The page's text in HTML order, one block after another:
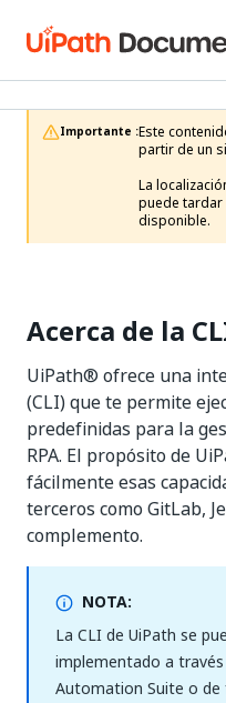
Importante :Este
partir de un
La
puede tardar
disponible.
Acerca de la
UiPath® ofrece una
(CLI) que te permite
predefinidas para la
RPA. El propósito de
fácilmente esas
terceros como GitLab,
complemento.
NOTA:
La CLI de UiPath se
implementado a
Automation Suite o de